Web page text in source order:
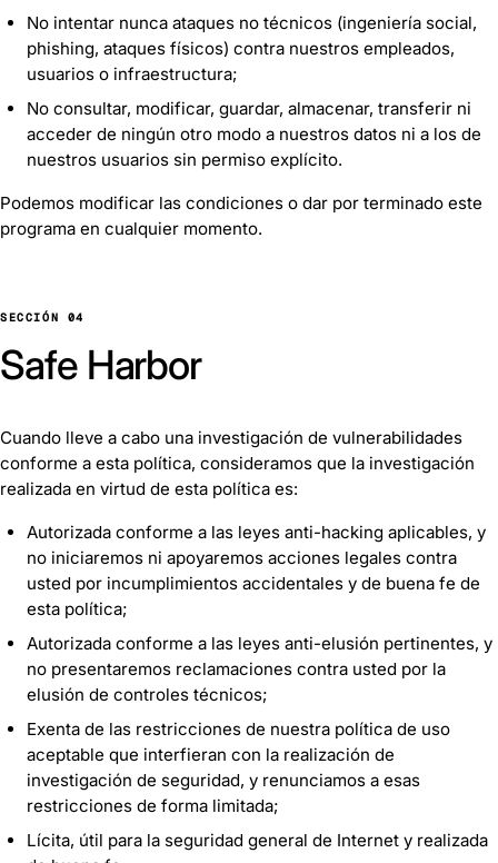
No intentar nunca ataques no técnicos (ingeniería social,
phishing, ataques físicos) contra nuestros empleados,
usuarios o infraestructura;
No consultar, modificar, guardar, almacenar, transferir ni
acceder de ningún otro modo a nuestros datos ni a los de
nuestros usuarios sin permiso explícito.
Podemos modificar las condiciones o dar por terminado este
programa en cualquier momento.
SECCIÓN 04
Safe Harbor
Cuando lleve a cabo una investigación de vulnerabilidades
conforme a esta política, consideramos que la investigación
realizada en virtud de esta política es:
Autorizada conforme a las leyes anti-hacking aplicables, y
no iniciaremos ni apoyaremos acciones legales contra
usted por incumplimientos accidentales y de buena fe de
esta política;
Autorizada conforme a las leyes anti-elusión pertinentes, y
no presentaremos reclamaciones contra usted por la
elusión de controles técnicos;
Exenta de las restricciones de nuestra política de uso
aceptable que interfieran con la realización de
investigación de seguridad, y renunciamos a esas
restricciones de forma limitada;
Lícita, útil para la seguridad general de Internet y realizada